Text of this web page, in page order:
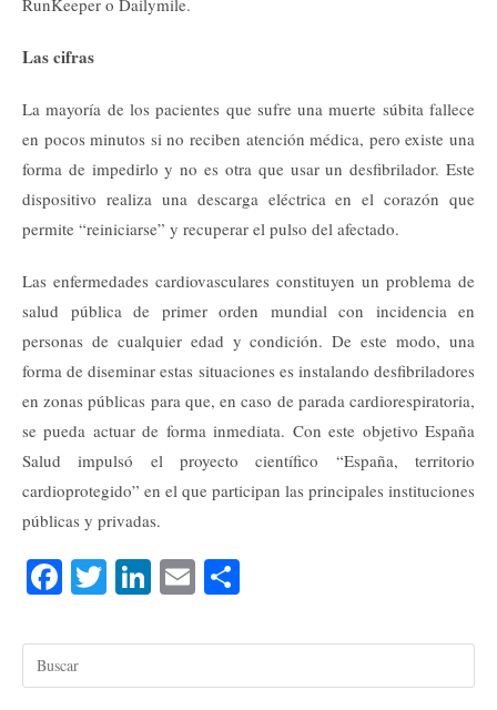
RunKeeper o Dailymile.
Las cifras
La mayoría de los pacientes que sufre una muerte súbita fallece
en pocos minutos si no reciben atención médica, pero existe una
forma de impedirlo y no es otra que usar un desfibrilador. Este
dispositivo realiza una descarga eléctrica en el corazón que
permite “reiniciarse” y recuperar el pulso del afectado.
Las enfermedades cardiovasculares constituyen un problema de
salud pública de primer orden mundial con incidencia en
personas de cualquier edad y condición. De este modo, una
forma de diseminar estas situaciones es instalando desfibriladores
en zonas públicas para que, en caso de parada cardiorespiratoria,
se pueda actuar de forma inmediata. Con este objetivo España
Salud impulsó el proyecto científico “España, territorio
cardioprotegido” en el que participan las principales instituciones
públicas y privadas.
Fa
bo
ok
T
tte
r
Li
ed
In
E
ailm
pa